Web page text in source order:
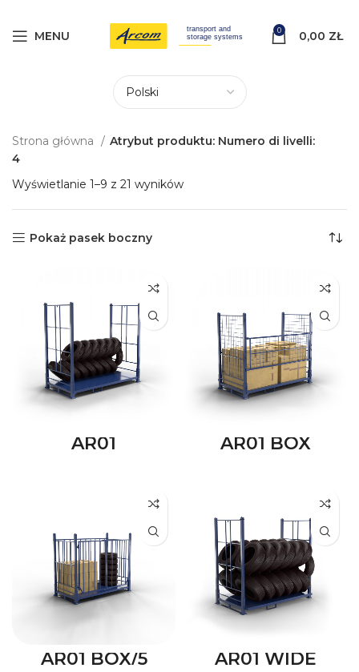
MENU 0 0,00 ZŁ
Strona główna
Atrybut produktu: Numero di livelli:
4
Wyświetlanie 1–9 z 21 wyników
Pokaż pasek boczny
AR01 AR01 BOX
AR01 BOX/5 AR01 WIDE